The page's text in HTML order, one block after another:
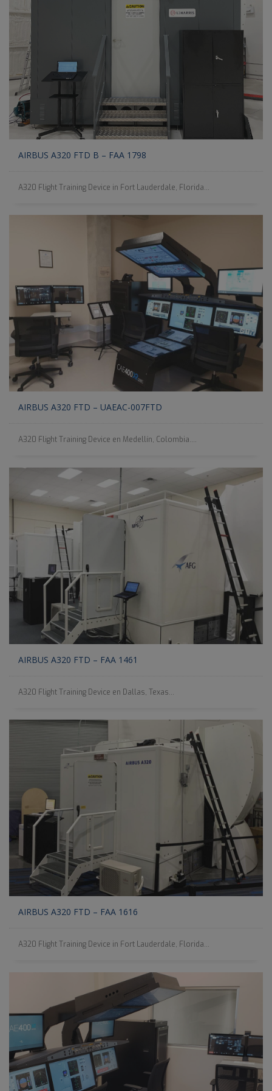
AIRBUS A320 FTD B – FAA 1798
A320 Flight Training Device in Fort Lauderdale, Florida...
AIRBUS A320 FTD – UAEAC-007FTD
A320 Flight Training Device en Medellín, Colombia....
AIRBUS A320 FTD – FAA 1461
A320 Flight Training Device en Dallas, Texas...
AIRBUS A320 FTD – FAA 1616
A320 Flight Training Device in Fort Lauderdale, Florida...